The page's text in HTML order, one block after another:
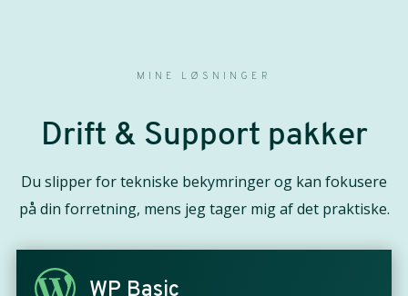
MINE LØSNINGER
Drift & Support pakker
Du slipper for tekniske bekymringer og kan fokusere
på din forretning, mens jeg tager mig af det praktiske.
WP Basic